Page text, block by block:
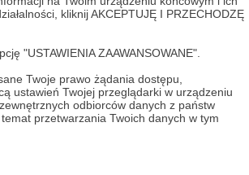
kliknij AKCEPTUJĘ I PRZECHODZĘ
"USTAWIENIA ZAAWANSOWANE".
Twoje prawo żądania dostępu,
ustawień Twojej przeglądarki w urządzeniu
odbiorców danych z państw
przetwarzania Twoich danych w tym